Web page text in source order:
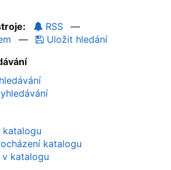
RSS
—
—
Uložit hledání
katalogu
katalogu
katalogu